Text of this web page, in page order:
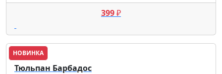
399₽
НОВИНКА
Тюльпан Барбадос